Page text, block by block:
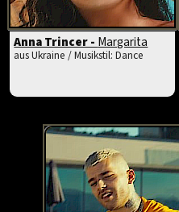
Anna Trincer - Margarita
aus Ukraine / Musikstil: Dance